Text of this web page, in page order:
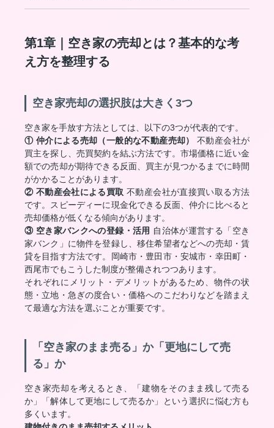
第1章｜空き家の売却とは？基本的な考
え方を整理する
空き家売却の選択肢は大きく3つ
空き家を手放す方法としては、以下の3つが代表的です。
① 仲介による売却（一般的な不動産売却）
不動産会社が
買主を探し、売買契約を結ぶ方法です。市場価格に近い金
額での売却が期待できる反面、買主が見つかるまでに時間
がかかることがあります。
② 不動産会社による買取 不動産会社が直接買い取る方法
です。スピーディーに現金化できる反面、仲介に比べると
売却価格が低くなる傾向があります。
③ 空き家バンクへの登録・活用 自治体が運営する「空き
家バンク」に物件を登録し、移住希望者などへの売却・賃
貸を目指す方法です。岡崎市・豊田市・安城市・幸田町・
西尾市でもこうした制度が整備されつつあります。
それぞれにメリット・デメリットがあるため、物件の状
態・立地・急ぎの度合い・価格へのこだわりなどを踏まえ
て最適な方法を選ぶことが重要です。
「空き家のまま売る」か「更地にして売
る」か
空き家売却を考えるとき、「建物をそのまま残して売る
か」「解体して更地にして売るか」という選択に悩む方も
多くいます。